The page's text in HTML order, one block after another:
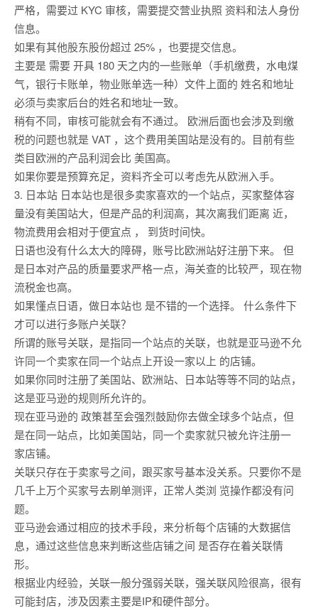
严格，需要过 KYC 审核，需要提交营业执照 资料和法人身份
信息。
如果有其他股东股份超过 25% ，也要提交信息。
主要是 需要 开具 180 天之内的一些账单（手机缴费，水电煤
气，银行卡账单，物业账单选一种）文件上面的 姓名和地址
必须与卖家后台的姓名和地址一致。
稍有不同，审核可能就会有不通过。 欧洲后面也会涉及到缴
税的问题也就是 VAT ，这个费用美国站是没有的。目前有些
类目欧洲的产品利润会比 美国高。
如果你要是预算充足，资料齐全可以考虑先从欧洲入手。
3. 日本站 日本站也是很多卖家喜欢的一个站点，买家整体容
量没有美国站大，但是产品的利润高，其次离我们距离 近，
物流费用会相对于便宜点 ， 到货时间快。
日语也没有什么太大的障碍，账号比欧洲站好注册下来。 但
是日本对产品的质量要求严格一点，海关查的比较严，现在物
流税金也高。
如果懂点日语，做日本站也 是不错的一个选择。 什么条件下
才可以进行多账户关联？
所谓的账号关联，是指同一个站点的关联，也就是亚马逊不允
许同一个卖家在同一个站点上开设一家以上 的店铺。
如果你同时注册了美国站、欧洲站、日本站等等不同的站点，
这是亚马逊的规则所允许的。
现在亚马逊的 政策甚至会强烈鼓励你去做全球多个站点，但
是在同一站点，比如美国站，同一个卖家就只被允许注册一
家店铺。
关联只存在于卖家号之间，跟买家号基本没关系。只要你不是
几千上万个买家号去刷单测评，正常人类浏 览操作都没有问
题。
亚马逊会通过相应的技术手段，来分析每个店铺的大数据信
息，通过这些信息来判断这些店铺之间 是否存在着关联情
形。
根据业内经验，关联一般分强弱关联，强关联风险很高，很有
可能封店，涉及因素主要是IP和硬件部分。